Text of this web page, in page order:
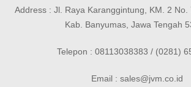
Address : Jl. Raya Karanggintung, KM. 2 No.
Kab. Banyumas, Jawa Tengah
Telepon : 08113038383 / (0281)
Email : sales@jvm.co.id